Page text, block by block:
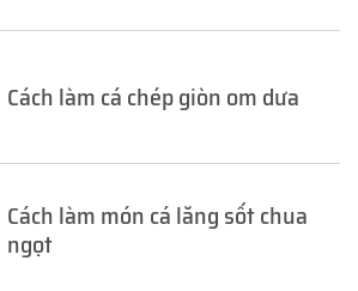
Cách làm cá chép giòn om dưa
Cách làm món cá lăng sốt chua
ngọt